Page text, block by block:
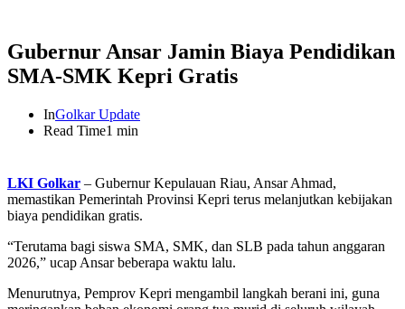
Gubernur Ansar Jamin Biaya Pendidikan
SMA-SMK Kepri Gratis
InGolkar Update
Read Time1 min
LKI Golkar – Gubernur Kepulauan Riau, Ansar Ahmad,
memastikan Pemerintah Provinsi Kepri terus melanjutkan kebijakan
biaya pendidikan gratis.
“Terutama bagi siswa SMA, SMK, dan SLB pada tahun anggaran
2026,” ucap Ansar beberapa waktu lalu.
Menurutnya, Pemprov Kepri mengambil langkah berani ini, guna